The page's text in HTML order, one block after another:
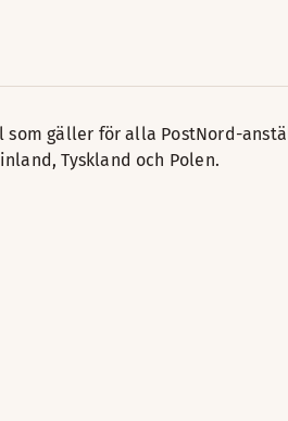
gäller för alla PostNord-
Tyskland och Polen.